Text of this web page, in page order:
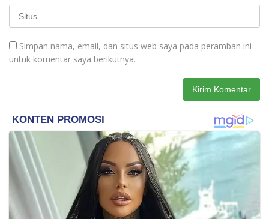
Simpan nama, email, dan situs web saya pada peramban ini
untuk komentar saya berikutnya.